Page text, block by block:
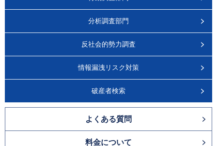
分析調査部門
反社会的勢力調査
情報漏洩リスク対策
破産者検索
よくある質問
料金について